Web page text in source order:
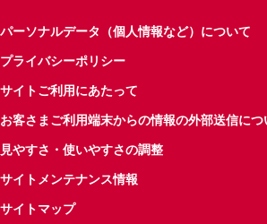
パーソナルデータ（個人情報など）について
プライバシーポリシー
サイトご利用にあたって
お客さまご利用端末からの情報の外部送信につ
見やすさ・使いやすさの調整
サイトメンテナンス情報
サイトマップ